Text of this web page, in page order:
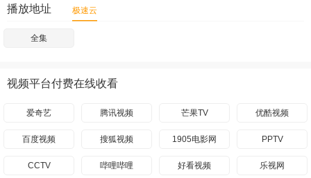
播放地址 极速云
全集
视频平台付费在线收看
爱奇艺 腾讯视频 芒果TV 优酷视频
百度视频 搜狐视频 1905电影网 PPTV
CCTV 哔哩哔哩 好看视频 乐视网